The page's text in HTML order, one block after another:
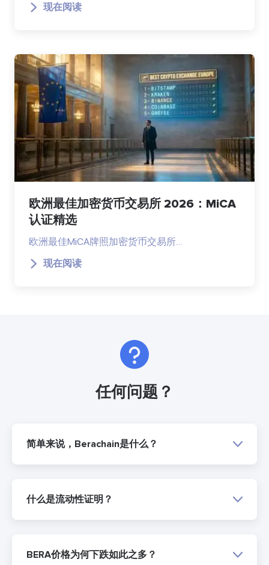
现在阅读
欧洲最佳加密货币交易所 2026：MiCA
认证精选
欧洲最佳MiCA牌照加密货币交易所…
现在阅读
任何问题？
简单来说，Berachain是什么？
什么是流动性证明？
BERA价格为何下跌如此之多？